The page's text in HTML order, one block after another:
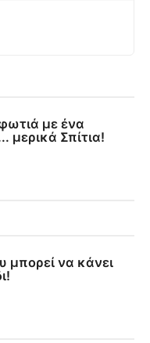
με ένα
μερικά Σπίτια!
μπορεί να κάνει